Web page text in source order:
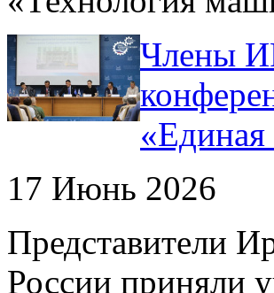
Члены
«Единая
17 Июнь 2026
Представители
России приняли